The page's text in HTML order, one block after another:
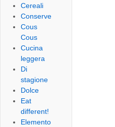
Cereali
Conserve
Cous
Cous
Cucina
leggera
Di
stagione
Dolce
Eat
different!
Elemento